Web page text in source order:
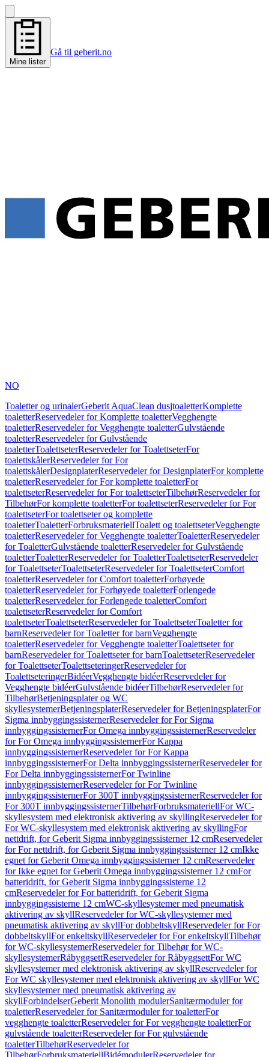
Mine lister
Gå til geberit.no
NO
Toaletter og urinalerGeberit AquaClean dusjtoaletterKomplette
toaletterReservedeler for Komplette toaletterVegghengte
toaletterReservedeler for Vegghengte toaletterGulvstående
toaletterReservedeler for Gulvstående
toaletterToalettseterReservedeler for ToalettseterFor
toalettskålerReservedeler for For
toalettskålerDesignplaterReservedeler for DesignplaterFor komplette
toaletterReservedeler for For komplette toaletterFor
toalettseterReservedeler for For toalettseterTilbehørReservedeler for
TilbehørFor komplette toaletterFor toalettseterReservedeler for For
toalettseterFor toalettseter og komplette
toaletterToaletterForbruksmateriellToalett og toalettseterVegghengte
toaletterReservedeler for Vegghengte toaletterToaletterReservedeler
for ToaletterGulvstående toaletterReservedeler for Gulvstående
toaletterToaletterReservedeler for ToaletterToalettseterReservedeler
for ToalettseterToalettseterReservedeler for ToalettseterComfort
toaletterReservedeler for Comfort toaletterForhøyede
toaletterReservedeler for Forhøyede toaletterForlengede
toaletterReservedeler for Forlengede toaletterComfort
toalettseterReservedeler for Comfort
toalettseterToalettseterReservedeler for ToalettseterToaletter for
barnReservedeler for Toaletter for barnVegghengte
toaletterReservedeler for Vegghengte toaletterToalettseter for
barnReservedeler for Toalettseter for barnToalettseterReservedeler
for ToalettseterToalettseteringerReservedeler for
ToalettseteringerBidéerVegghengte bidéerReservedeler for
Vegghengte bidéerGulvstående bidéerTilbehørReservedeler for
TilbehørBetjeningsplater og WC
skyllesystemerBetjeningsplaterReservedeler for BetjeningsplaterFor
Sigma innbyggingssisternerReservedeler for For Sigma
innbyggingssisternerFor Omega innbyggingssisternerReservedeler
for For Omega innbyggingssisternerFor Kappa
innbyggingssisternerReservedeler for For Kappa
innbyggingssisternerFor Delta innbyggingssisternerReservedeler for
For Delta innbyggingssisternerFor Twinline
innbyggingssisternerReservedeler for For Twinline
innbyggingssisternerFor 300T innbyggingssisternerReservedeler for
For 300T innbyggingssisternerTilbehørForbruksmateriellFor WC-
skyllesystem med elektronisk aktivering av skyllingReservedeler for
For WC-skyllesystem med elektronisk aktivering av skyllingFor
nettdrift, for Geberit Sigma innbyggingssisterner 12 cmReservedeler
for For nettdrift, for Geberit Sigma innbyggingssisterner 12 cmIkke
egnet for Geberit Omega innbyggingssisterner 12 cmReservedeler
for Ikke egnet for Geberit Omega innbyggingssisterner 12 cmFor
batteridrift, for Geberit Sigma innbyggingssisterne 12
cmReservedeler for For batteridrift, for Geberit Sigma
innbyggingssisterne 12 cmWC-skyllesystemer med pneumatisk
aktivering av skyllReservedeler for WC-skyllesystemer med
pneumatisk aktivering av skyllFor dobbeltskyllReservedeler for For
dobbeltskyllFor enkeltskyllReservedeler for For enkeltskyllTilbehør
for WC-skyllesystemerReservedeler for Tilbehør for WC-
skyllesystemerRåbyggsettReservedeler for RåbyggsettFor WC
skyllesystemer med elektronisk aktivering av skyllReservedeler for
For WC skyllesystemer med elektronisk aktivering av skyllFor WC
skyllesystemer med pneumatisk aktivering av
skyllForbindelserGeberit Monolith modulerSanitærmoduler for
toaletterReservedeler for Sanitærmoduler for toaletterFor
vegghengte toaletterReservedeler for For vegghengte toaletterFor
gulvstående toaletterReservedeler for For gulvstående
toaletterTilbehørReservedeler for
TilbehørForbruksmateriellBidémodulerReservedeler for